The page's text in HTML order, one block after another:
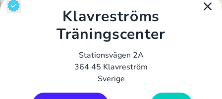
Klavreströms
Träningscenter
Stationsvägen 2A
364 45 Klavreström
Sverige